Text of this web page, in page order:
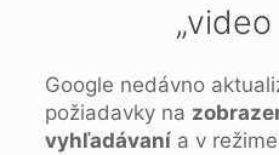
Google nedávno
požiadavky na
vyhľadávanía v režime